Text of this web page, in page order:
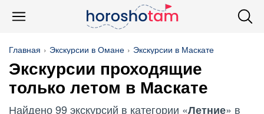
Главная Экскурсии в Омане Экскурсии в Маскате
Экскурсии проходящие
только летом в Маскате
Найдено 99 экскурсий в категории «Летние» в